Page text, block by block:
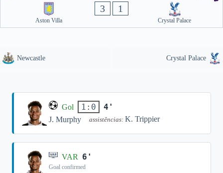
Aston Villa
3 1
Crystal Palace
Newcastle Crystal Palace
Gol 1:0 4'
J. Murphy assistências: K. Trippier
VAR 6'
Goal confirmed